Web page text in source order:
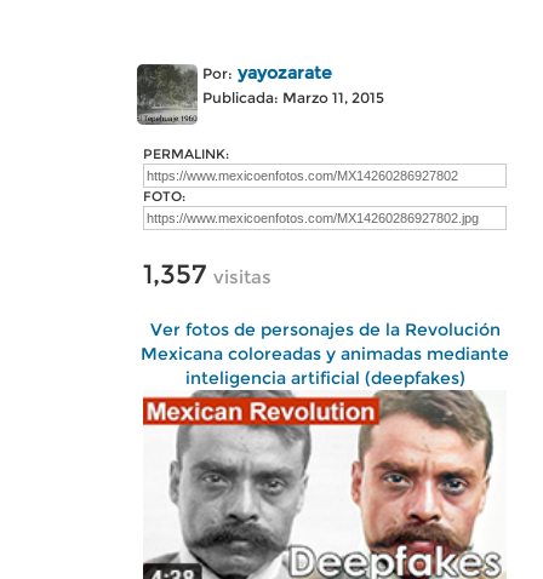
Por: yayozarate
Publicada: Marzo 11, 2015
PERMALINK:
FOTO:
1,357 visitas
Ver fotos de personajes de la Revolución
Mexicana coloreadas y animadas mediante
inteligencia artificial (deepfakes)